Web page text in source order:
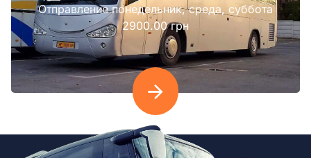
Отправление понедельник, среда, суббота
2900.00 грн